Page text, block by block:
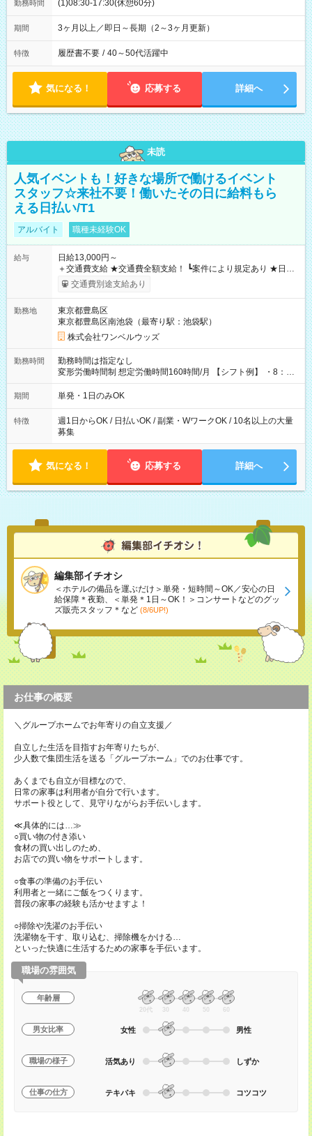
勤務時間 (1)08:30-17:30(休憩60分)
期間 3ヶ月以上／即日～長期（2～3ヶ月更新）
特徴 履歴書不要 / 40～50代活躍中
気になる！ 応募する 詳細へ
未読
人気イベントも！好きな場所で働けるイベント
スタッフ☆来社不要！働いたその日に給料もら
える日払い/T1
アルバイト 職種未経験OK
給与
日給13,000円～
＋交通費支給 ★交通費全額支給！ ┗案件により規定あり ★日払
いOK！（規定あり） ┗働いたその日に現金GET♪ お仕事後はコ
ンビニATMから 日払い分を引き落とせます！ 【試用期間】試
交通費別途支給あり
勤務地
東京都豊島区
東京都豊島区南池袋（最寄り駅：池袋駅）
株式会社ワンベルウッズ
勤務時間
勤務時間は指定なし
変形労働時間制 想定労働時間160時間/月 【シフト例】 ・8：00
～21：00
期間 単発・1日のみOK
特徴
週1日からOK / 日払いOK / 副業・WワークOK / 10名以上の大量
募集
気になる！ 応募する 詳細へ
編集部イチオシ
＜ホテルの備品を運ぶだけ＞単発・短時間～OK／安心の日
給保障＊夜勤、＜単発＊1日～OK！＞コンサートなどのグッ
ズ販売スタッフ＊など (8/6UP!)
お仕事の概要
＼グループホームでお年寄りの自立支援／
自立した生活を目指すお年寄りたちが、
少人数で集団生活を送る「グループホーム」でのお仕事です。
あくまでも自立が目標なので、
日常の家事は利用者が自分で行います。
サポート役として、見守りながらお手伝いします。
≪具体的には…≫
○買い物の付き添い
食材の買い出しのため、
お店での買い物をサポートします。
○食事の準備のお手伝い
利用者と一緒にご飯をつくります。
普段の家事の経験も活かせますよ！
○掃除や洗濯のお手伝い
洗濯物を干す、取り込む、掃除機をかける…
といった快適に生活するための家事を手伝います。
職場の雰囲気
年齢層
20代 30 40 50 60
男女比率 女性 男性
職場の様子 活気あり しずか
仕事の仕方 テキパキ コツコツ